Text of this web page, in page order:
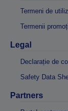
Termeni de
Termenii
Legal
Declarație de
Safety Data
Partners